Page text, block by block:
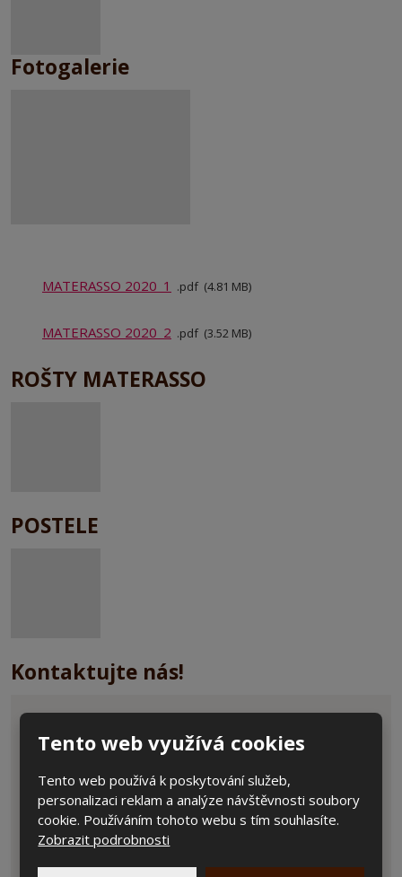
Fotogalerie
MATERASSO 2020_1 pdf 4.81 MB
MATERASSO 2020_2 pdf 3.52 MB
ROŠTY MATERASSO
POSTELE
Kontaktujte nás!
Jméno a příjmení
E-mail *
Tento web využívá cookies
Tento web používá k poskytování služeb,
personalizaci reklam a analýze návštěvnosti soubory
cookie. Používáním tohoto webu s tím souhlasíte.
Zobrazit podrobnosti